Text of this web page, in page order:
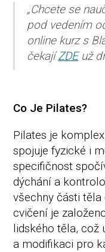
„Chcete se
pod vedením
online kurz s
čekajíZDEuž
Co Je Pilates?
Pilates je
spojuje fyzické i
specifičnost
dýchání a
všechny části
cvičení je
lidského těla, což
a modifikaci pro